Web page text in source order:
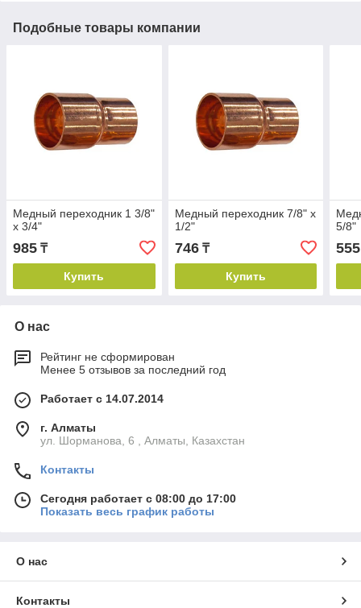
Подобные товары компании
Медный переходник 1 3/8"
х 3/4"
985 ₸
Купить
Медный переходник 7/8" х
1/2"
746₸
Купить
5/8"
555
О нас
Рейтинг не сформирован
Менее 5 отзывов за последний год
Работает с 14.07.2014
г. Алматы
ул. Шорманова, 6 , Алматы, Казахстан
Контакты
Сегодня работает с 08:00 до 17:00
Показать весь график работы
О нас
Контакты